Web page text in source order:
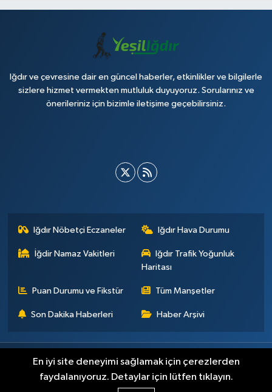
Iğdır ve çevresine dair en güncel haberler, etkinlikler ve bilgilerle
sizlere hizmet vermekten mutluluk duyuyoruz. Sorularınız ve
önerileriniz için bizimle iletişime geçebilirsiniz.
Iğdır Nöbetçi Eczaneler Iğdır Hava Durumu
İğdir Namaz Vakitleri
Iğdır Trafik Yoğunluk
Haritası
Puan Durumu ve Fikstür Tüm Manşetler
Son Dakika Haberleri Haber Arşivi
Künye İletişim Çerez Politikası Gizlilik ilkeleri
En iyi site deneyimi sağlamak için çerezlerden
faydalanıyoruz. Detaylar için lütfen tıklayın.